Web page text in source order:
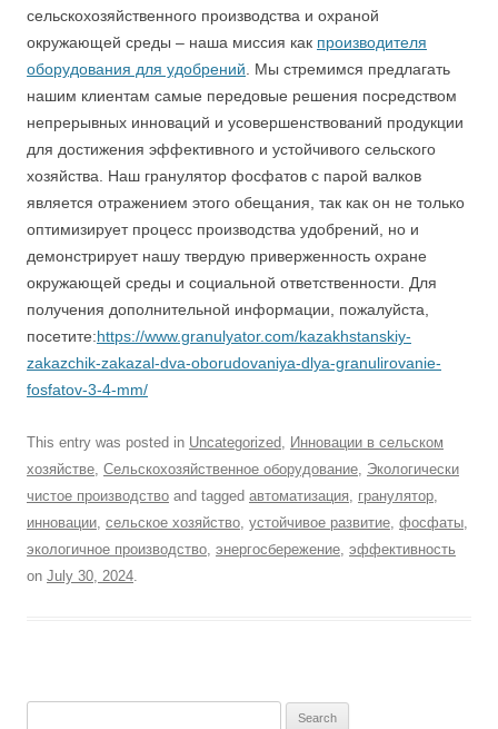
сельскохозяйственного производства и охраной
окружающей среды – наша миссия как производителя
оборудования для удобрений . Мы стремимся предлагать
нашим клиентам самые передовые решения посредством
непрерывных инноваций и усовершенствований продукции
для достижения эффективного и устойчивого сельского
хозяйства. Наш гранулятор фосфатов с парой валков
является отражением этого обещания, так как он не только
оптимизирует процесс производства удобрений, но и
демонстрирует нашу твердую приверженность охране
окружающей среды и социальной ответственности. Для
получения дополнительной информации, пожалуйста,
посетите:https://www.granulyator.com/kazakhstanskiy-
zakazchik-zakazal-dva-oborudovaniya-dlya-granulirovanie-
fosfatov-3-4-mm/
This entry was posted in Uncategorized, Инновации в сельском
хозяйстве, Сельскохозяйственное оборудование, Экологически
чистое производство and tagged автоматизация, гранулятор,
инновации, сельское хозяйство, устойчивое развитие, фосфаты,
экологичное производство, энергосбережение, эффективность
on July 30, 2024.